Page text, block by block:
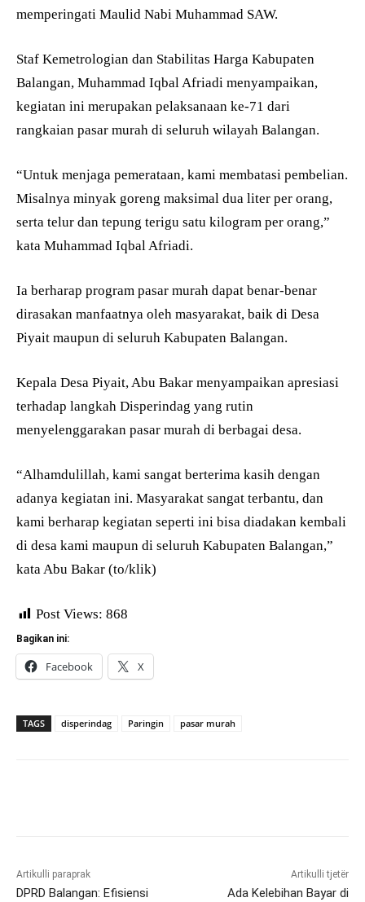
memperingati Maulid Nabi Muhammad SAW.
Staf Kemetrologian dan Stabilitas Harga Kabupaten
Balangan, Muhammad Iqbal Afriadi menyampaikan,
kegiatan ini merupakan pelaksanaan ke-71 dari
rangkaian pasar murah di seluruh wilayah Balangan.
“Untuk menjaga pemerataan, kami membatasi pembelian.
Misalnya minyak goreng maksimal dua liter per orang,
serta telur dan tepung terigu satu kilogram per orang,”
kata Muhammad Iqbal Afriadi.
Ia berharap program pasar murah dapat benar-benar
dirasakan manfaatnya oleh masyarakat, baik di Desa
Piyait maupun di seluruh Kabupaten Balangan.
Kepala Desa Piyait, Abu Bakar menyampaikan apresiasi
terhadap langkah Disperindag yang rutin
menyelenggarakan pasar murah di berbagai desa.
“Alhamdulillah, kami sangat berterima kasih dengan
adanya kegiatan ini. Masyarakat sangat terbantu, dan
kami berharap kegiatan seperti ini bisa diadakan kembali
di desa kami maupun di seluruh Kabupaten Balangan,”
kata Abu Bakar (to/klik)
Post Views: 868
Bagikan ini:
Facebook X
TAGS disperindag Paringin pasar murah
Artikulli paraprak
DPRD Balangan: Efisiensi
Artikulli tjetër
Ada Kelebihan Bayar di